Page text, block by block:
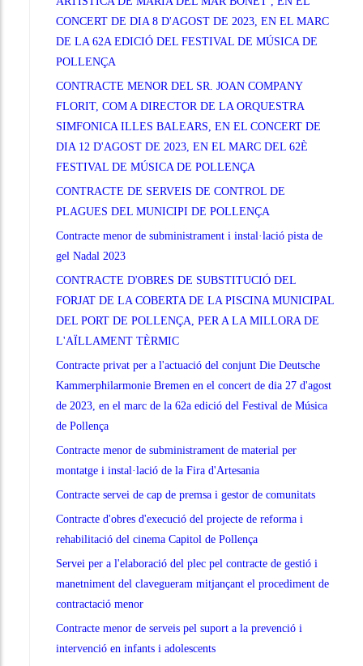
CONCERT DE DIA 8 D'AGOST DE 2023, EN EL MARC
DE LA 62A EDICIÓ DEL FESTIVAL DE MÚSICA DE
POLLENÇA
CONTRACTE MENOR DEL SR. JOAN COMPANY
FLORIT, COM A DIRECTOR DE LA ORQUESTRA
SIMFONICA ILLES BALEARS, EN EL CONCERT DE
DIA 12 D'AGOST DE 2023, EN EL MARC DEL 62È
FESTIVAL DE MÚSICA DE POLLENÇA
CONTRACTE DE SERVEIS DE CONTROL DE
PLAGUES DEL MUNICIPI DE POLLENÇA
Contracte menor de subministrament i instal·lació pista de
gel Nadal 2023
CONTRACTE D'OBRES DE SUBSTITUCIÓ DEL
FORJAT DE LA COBERTA DE LA PISCINA MUNICIPAL
DEL PORT DE POLLENÇA, PER A LA MILLORA DE
L'AÏLLAMENT TÈRMIC
Contracte privat per a l'actuació del conjunt Die Deutsche
Kammerphilarmonie Bremen en el concert de dia 27 d'agost
de 2023, en el marc de la 62a edició del Festival de Música
de Pollença
Contracte menor de subministrament de material per
montatge i instal·lació de la Fira d'Artesania
Contracte servei de cap de premsa i gestor de comunitats
Contracte d'obres d'execució del projecte de reforma i
rehabilitació del cinema Capitol de Pollença
Servei per a l'elaboració del plec pel contracte de gestió i
manetniment del clavegueram mitjançant el procediment de
contractació menor
Contracte menor de serveis pel suport a la prevenció i
intervenció en infants i adolescents